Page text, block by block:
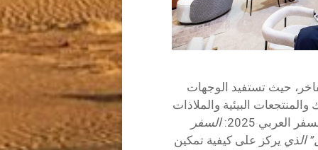
حيث تستفيد الوجهات
البيئية والملاذات
2025:
السفر
الذي يركز على كيفية تمكين